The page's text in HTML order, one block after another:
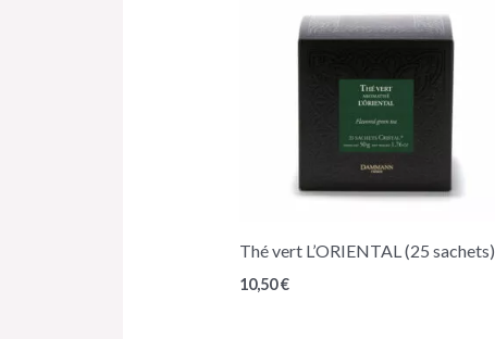
Thé vert L’ORIENTAL (25 sachets)
10,50€